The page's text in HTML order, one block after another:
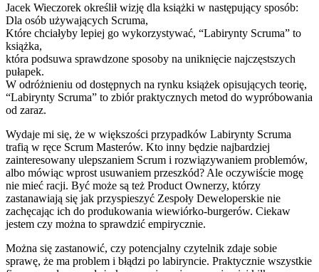
Jacek Wieczorek określił wizję dla książki w następujący sposób:
Dla osób używających Scruma,
Które chciałyby lepiej go wykorzystywać, “Labirynty Scruma” to
książka,
która podsuwa sprawdzone sposoby na uniknięcie najczęstszych
pułapek.
W odróżnieniu od dostępnych na rynku książek opisujących teorię,
“Labirynty Scruma” to zbiór praktycznych metod do wypróbowania
od zaraz.
Wydaje mi się, że w większości przypadków Labirynty Scruma
trafią w ręce Scrum Masterów. Kto inny będzie najbardziej
zainteresowany ulepszaniem Scrum i rozwiązywaniem problemów,
albo mówiąc wprost usuwaniem przeszkód? Ale oczywiście mogę
nie mieć racji. Być może są też Product Ownerzy, którzy
zastanawiają się jak przyspieszyć Zespoły Deweloperskie nie
zachęcając ich do produkowania wiewiórko-burgerów. Ciekaw
jestem czy można to sprawdzić empirycznie.
Można się zastanowić, czy potencjalny czytelnik zdaje sobie
sprawę, że ma problem i błądzi po labiryncie. Praktycznie wszystkie